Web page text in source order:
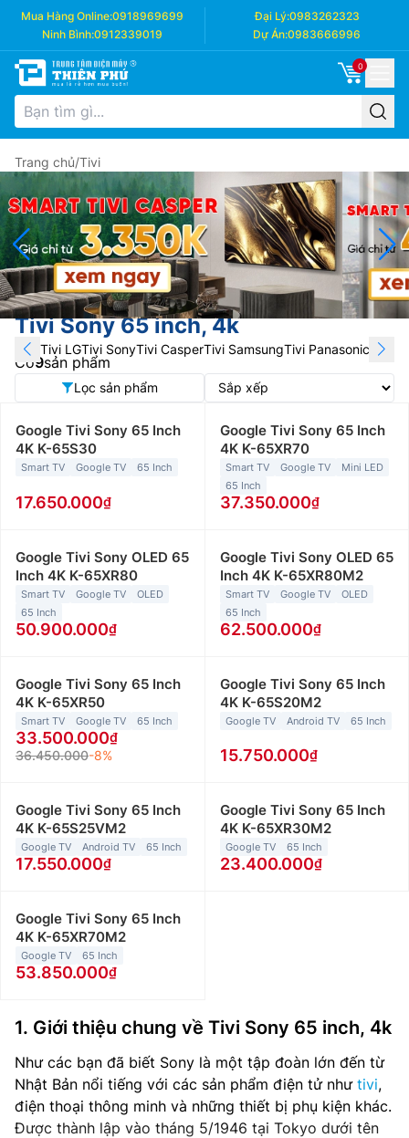
Mua Hàng Online:0918969699 Đại Lý:0983262323
Ninh Bình:0912339019 Dự Án:0983666996
0
Trang chủ/Tivi
Tivi Sony 65 inch, 4k
Tivi LGTivi SonyTivi CasperTivi SamsungTivi Panasonic Tivi
Có9sản phẩm
Lọc sản phẩm
Google Tivi Sony 65 Inch
4K K-65S30
Smart TV Google TV 65 Inch
17.650.000
Google Tivi Sony 65 Inch
4K K-65XR70
Smart TV Google TV
Mini LED
65 Inch
37.350.000
Google Tivi Sony OLED 65
Inch 4K K-65XR80
Smart TV Google TV
OLED
65 Inch
50.900.000
Google Tivi Sony OLED 65
Inch 4K K-65XR80M2
Smart TV Google TV
OLED
65 Inch
62.500.000
Google Tivi Sony 65 Inch
4K K-65XR50
Smart TV Google TV 65 Inch
33.500.000
36.450.000-8%
Google Tivi Sony 65 Inch
4K K-65S20M2
Google TV Android TV 65 Inch
15.750.000
Google Tivi Sony 65 Inch
4K K-65S25VM2
Google TV Android TV 65 Inch
17.550.000
Google Tivi Sony 65 Inch
4K K-65XR30M2
Google TV 65 Inch
23.400.000
Google Tivi Sony 65 Inch
4K K-65XR70M2
Google TV 65 Inch
53.850.000
1. Giới thiệu chung về Tivi Sony 65 inch, 4k
Như các bạn đã biết Sony là một tập đoàn lớn đến từ
Nhật Bản nổi tiếng với các sản phẩm điện tử như tivi,
điện thoại thông minh và những thiết bị phụ kiện khác.
Được thành lập vào tháng 5/1946 tại Tokyo dưới tên